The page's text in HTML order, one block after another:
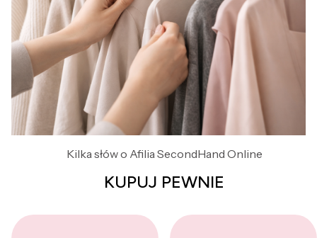
Kilka słów o Afilia SecondHand Online
KUPUJ PEWNIE